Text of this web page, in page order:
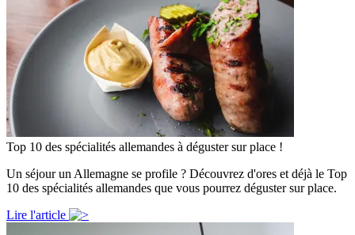
Top 10 des spécialités allemandes à déguster sur place !
Un séjour un Allemagne se profile ? Découvrez d'ores et déjà le Top
10 des spécialités allemandes que vous pourrez déguster sur place.
Lire l'article